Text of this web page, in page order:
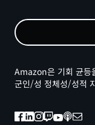
Amazon은 기회 균등
군인/성 정체성/성적